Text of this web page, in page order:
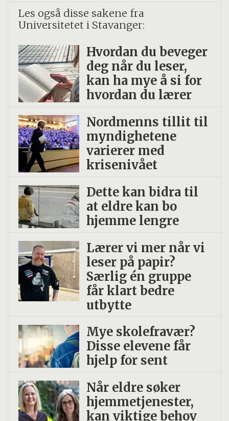
kan bygge videre på av det som det
allerede jobbes med i barnehagen. Ofte går
forskerne.
3. Gjør barna trygge:
Det er viktig at barnet kjenner seg trygg.
Prøv å organisere besøk på skolen, så
barna få se og oppleve hvordan den nye
hverdagen vil bli. Dersom det er vanskelig å
få til akkurat nå, finn ut om det er mulig å
sette opp nettmøter i stedet, eller vis
bilder av skolen og SFO – og gjerne de
4. Gi barna mulighet til medvirkning:
Det er viktig at barna får kjenne på
medvirkning – også i skolen. Barna må få
komme med innspill, og gi noe til
aktiviteten.
5. Finn overgangsobjekter:
Det vil si at man har noen ting som barna
Les også disse sakene fra
Universitetet i Stavanger:
Hvordan du beveger
deg når du leser,
kan ha mye å si for
hvordan du lærer
Nordmenns tillit til
myndighetene
varierer med
krisenivået
Dette kan bidra til
at eldre kan bo
hjemme lengre
Lærer vi mer når vi
leser på papir?
Særlig én gruppe
får klart bedre
utbytte
Mye skolefravær?
Disse elevene får
hjelp for sent
Når eldre søker
hjemmetjenester,
kan viktige behov